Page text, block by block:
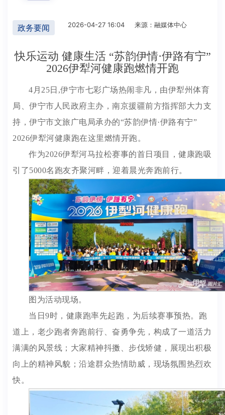
政务要闻 2026-04-27 16:04 来源：融媒体中心
快乐运动 健康生活 “苏韵伊情·伊路有宁”
2026伊犁河健康跑燃情开跑
4月25日,伊宁市七彩广场热闹非凡，由伊犁州体育
局、伊宁市人民政府主办，南京援疆前方指挥部大力支
持，伊宁市文旅广电局承办的“苏韵伊情·伊路有宁”
2026伊犁河健康跑在这里燃情开跑。
作为2026伊犁河马拉松赛事的首日项目，健康跑吸
引了5000名跑友齐聚河畔，迎着晨光奔跑前行。
图为活动现场。
当日9时，健康跑率先起跑，为后续赛事预热。跑
道上，老少跑者奔跑前行、奋勇争先，构成了一道活力
满满的风景线；大家精神抖擞、步伐矫健，展现出积极
向上的精神风貌；沿途群众热情助威，现场氛围热烈欢
快。